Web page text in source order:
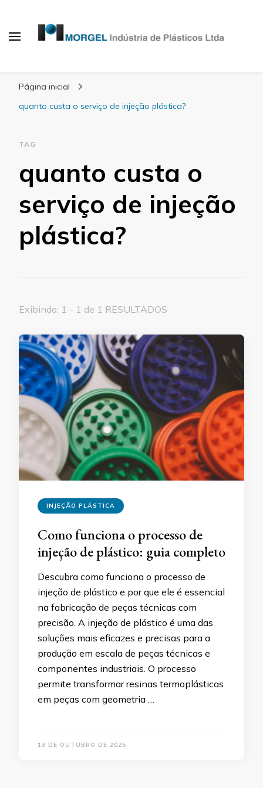
Página inicial
quanto custa o serviço de injeção plástica?
TAG
quanto custa o
serviço de injeção
plástica?
Exibindo: 1 - 1 de 1 RESULTADOS
INJEÇÃO PLÁSTICA
Como funciona o processo de
injeção de plástico: guia completo
Descubra como funciona o processo de
injeção de plástico e por que ele é essencial
na fabricação de peças técnicas com
precisão. A injeção de plástico é uma das
soluções mais eficazes e precisas para a
produção em escala de peças técnicas e
componentes industriais. O processo
permite transformar resinas termoplásticas
em peças com geometria …
13 DE OUTUBRO DE 2025